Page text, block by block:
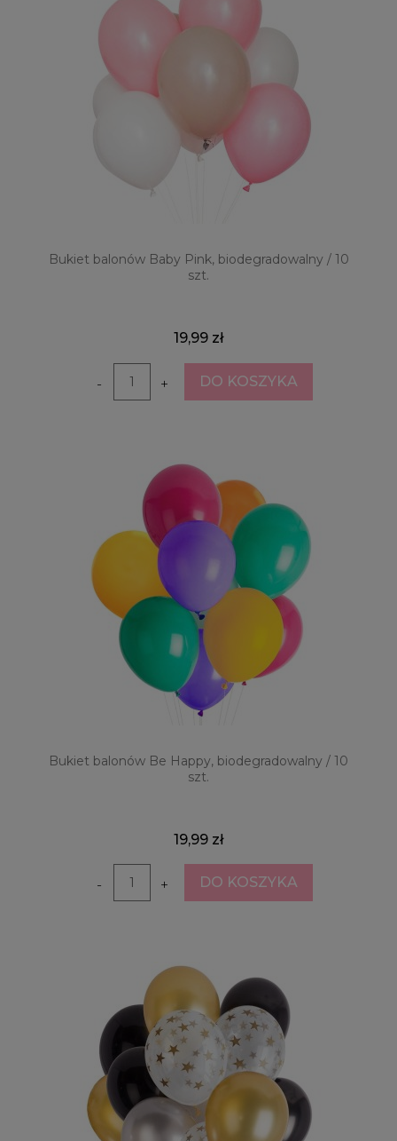
Bukiet balonów Baby Pink, biodegradowalny / 10
szt.
19,99 zł
- + DO KOSZYKA
Bukiet balonów Be Happy, biodegradowalny / 10
szt.
19,99 zł
- + DO KOSZYKA